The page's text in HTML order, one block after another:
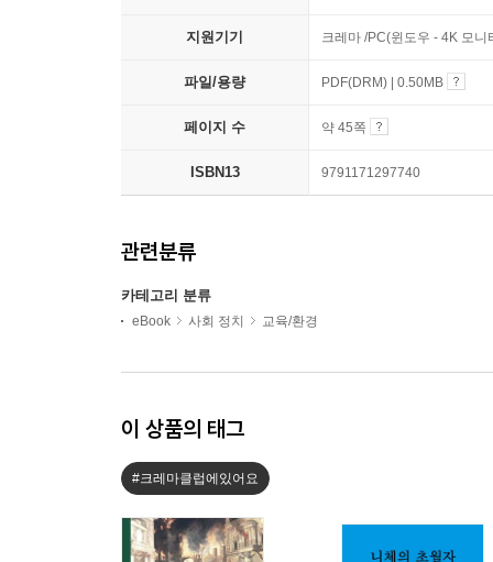
지원기기 크레마 /PC(윈도우 - 4K 모
파일/용량 PDF(DRM) | 0.50MB
페이지 수 약 45쪽
ISBN13 9791171297740
관련분류
카테고리 분류
eBook 사회 정치 교육/환경
이 상품의 태그
#크레마클럽에있어요